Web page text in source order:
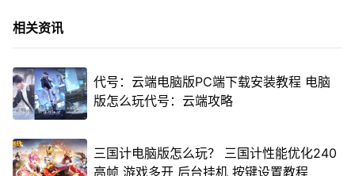
相关资讯
代号：云端电脑版PC端下载安装教程 电脑
版怎么玩代号：云端攻略
三国计电脑版怎么玩？ 三国计性能优化240
高帧 游戏多开 后台挂机 按键设置教程